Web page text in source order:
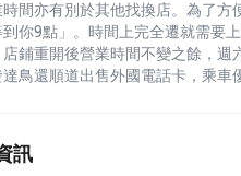
間亦有別於其他找換店。為了
你9點」。時間上完全遷就需要
鋪重開後營業時間不變之餘，週
鳥還順道出售外國電話卡，乘車
訊